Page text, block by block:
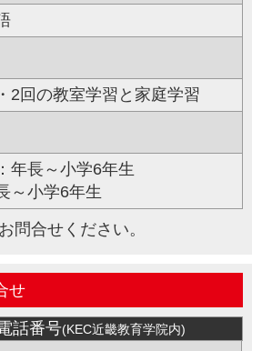
2回の教室学習と家庭学習
年長～小学6年生
～小学6年生
問合せください。
せ
話番号(KEC近畿教育学院内)